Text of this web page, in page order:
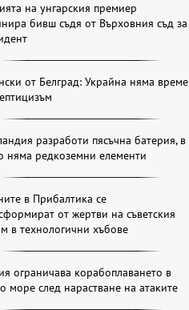
на унгарския премиер
бивш съдя от Върховния съд за
от Белград: Украйна няма време
разработи пясъчна батерия, в
няма редкоземни елементи
в Прибалтика се
от жертви на съветския
в технологични хъбове
ограничава корабоплаването в
море след нарастване на атаките